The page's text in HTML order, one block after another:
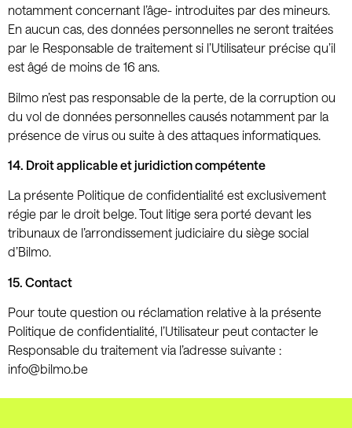
notamment concernant l’âge- introduites par des mineurs.
En aucun cas, des données personnelles ne seront traitées
par le Responsable de traitement si l’Utilisateur précise qu’il
est âgé de moins de 16 ans.
Bilmo n’est pas responsable de la perte, de la corruption ou
du vol de données personnelles causés notamment par la
présence de virus ou suite à des attaques informatiques.
14. Droit applicable et juridiction compétente
La présente Politique de confidentialité est exclusivement
régie par le droit belge. Tout litige sera porté devant les
tribunaux de l’arrondissement judiciaire du siège social
d’Bilmo.
15. Contact
Pour toute question ou réclamation relative à la présente
Politique de confidentialité, l’Utilisateur peut contacter le
Responsable du traitement via l’adresse suivante :
info@bilmo.be